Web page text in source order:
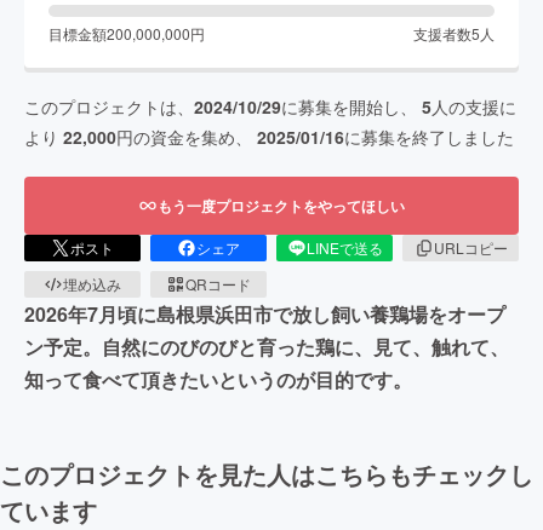
目標金額200,000,000円 支援者数5 人
このプロジェクトは、 2024/10/29に募集を開始し、 5人の支援に
より 22,000円の資金を集め、 2025/01/16に募集を終了しました
もう一度プロジェクトをやってほしい
ポスト シェア LINEで送る
URLコピー
埋め込み
QRコード
2026年7月頃に島根県浜田市で放し飼い養鶏場をオープ
ン予定。自然にのびのびと育った鶏に、見て、触れて、
知って食べて頂きたいというのが目的です。
このプロジェクトを見た人はこちらもチェックし
ています